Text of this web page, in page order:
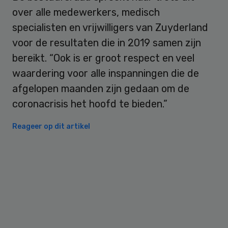
over alle medewerkers, medisch
specialisten en vrijwilligers van Zuyderland
voor de resultaten die in 2019 samen zijn
bereikt. “Ook is er groot respect en veel
waardering voor alle inspanningen die de
afgelopen maanden zijn gedaan om de
coronacrisis het hoofd te bieden.”
Reageer op dit artikel